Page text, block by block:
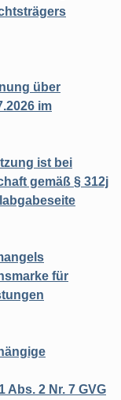
über
im
ist bei
gemäß § 312j
für
2 Nr. 7 GVG